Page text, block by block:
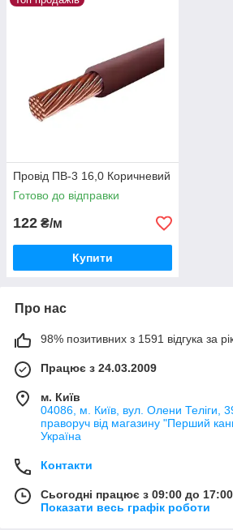
Провід ПВ-3 16,0 Коричневий
Готово до відправки
122 ₴/м
Купити
Про нас
98% позитивних з 1591 відгука за
Працює з 24.03.2009
м. Київ
04086, м. Київ, вул. Олени Теліги,
праворуч від магазину "Перший
Україна
Контакти
Сьогодні працює з 09:00 до 17:00
Показати весь графік роботи